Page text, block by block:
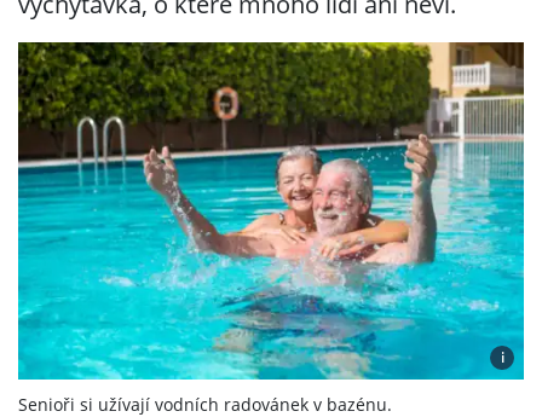
i
Senioři si užívají vodních radovánek v bazénu.